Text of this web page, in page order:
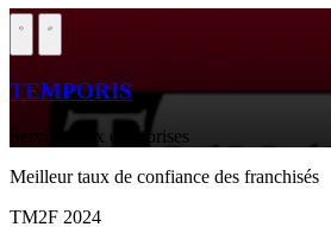
TEMPORIS
Services aux entreprises
Meilleur taux de confiance des franchisés
TM2F 2024